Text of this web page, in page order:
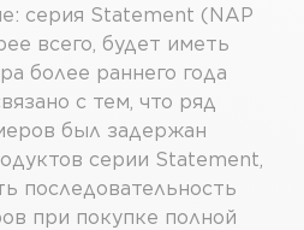
серия Statement (NAP
всего, будет иметь
более раннего года
с тем, что ряд
был задержан
серии Statement,
последовательность
при покупке полной